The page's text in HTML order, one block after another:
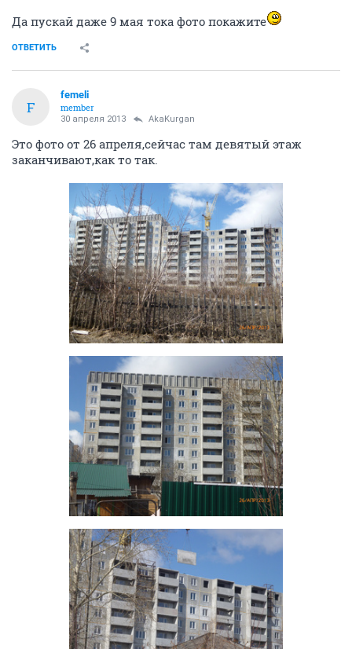
Да пускай даже 9 мая тока фото покажите
ОТВЕТИТЬ
F
femeli
member
30 апреля 2013 AkaKurgan
Это фото от 26 апреля,сейчас там девятый этаж
заканчивают,как то так.